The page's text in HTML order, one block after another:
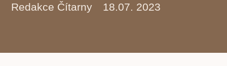
Redakce Čítarny 18.07. 2023